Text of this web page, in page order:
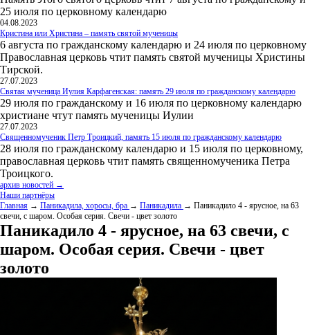
25 июля по церковному календарю
04.08.2023
Кристина или Христина – память святой мученицы
6 августа по гражданскому календарю и 24 июля по церковному
Православная церковь чтит память святой мученицы Христины
Тирской.
27.07.2023
Святая мученица Иулия Карфагенская: память 29 июля по гражданскому календарю
29 июля по гражданскому и 16 июля по церковному календарю
христиане чтут память мученицы Иулии
27.07.2023
Священномученик Петр Троицкий, память 15 июля по гражданскому календарю
28 июля по гражданскому календарю и 15 июля по церковному,
православная церковь чтит память священномученика Петра
Троицкого.
архив новостей →
Наши партнёры
Главная → Паникадила, хоросы, бра → Паникадила → Паникадило 4 - ярусное, на 63
свечи, с шаром. Особая серия. Свечи - цвет золото
Паникадило 4 - ярусное, на 63 свечи, с
шаром. Особая серия. Свечи - цвет
золото